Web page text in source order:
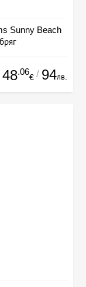
Sunny Beach
48.06
€ / 94лв.